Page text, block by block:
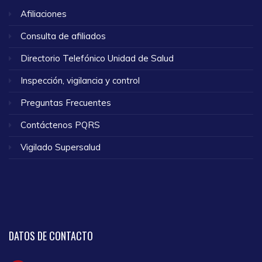
Afiliaciones
Consulta de afiliados
Directorio Telefónico Unidad de Salud
Inspección, vigilancia y control
Preguntas Frecuentes
Contáctenos PQRS
Vigilado Supersalud
DATOS DE CONTACTO